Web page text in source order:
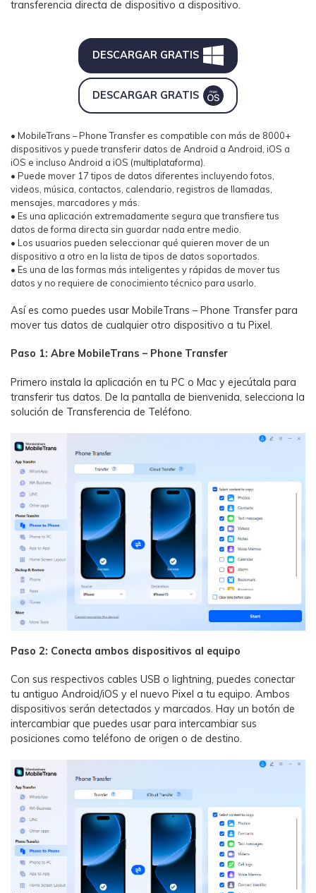
transferencia directa de dispositivo a dispositivo.
DESCARGAR GRATIS
DESCARGAR GRATIS
• MobileTrans – Phone Transfer es compatible con más de 8000+
dispositivos y puede transferir datos de Android a Android, iOS a
iOS e incluso Android a iOS (multiplataforma).
• Puede mover 17 tipos de datos diferentes incluyendo fotos,
videos, música, contactos, calendario, registros de llamadas,
mensajes, marcadores y más.
• Es una aplicación extremadamente segura que transfiere tus
datos de forma directa sin guardar nada entre medio.
• Los usuarios pueden seleccionar qué quieren mover de un
dispositivo a otro en la lista de tipos de datos soportados.
• Es una de las formas más inteligentes y rápidas de mover tus
datos y no requiere de conocimiento técnico para usarlo.
Así es como puedes usar MobileTrans – Phone Transfer para
mover tus datos de cualquier otro dispositivo a tu Pixel.
Paso 1: Abre MobileTrans – Phone Transfer
Primero instala la aplicación en tu PC o Mac y ejecútala para
transferir tus datos. De la pantalla de bienvenida, selecciona la
solución de Transferencia de Teléfono.
Paso 2: Conecta ambos dispositivos al equipo
Con sus respectivos cables USB o lightning, puedes conectar
tu antiguo Android/iOS y el nuevo Pixel a tu equipo. Ambos
dispositivos serán detectados y marcados. Hay un botón de
intercambiar que puedes usar para intercambiar sus
posiciones como teléfono de origen o de destino.